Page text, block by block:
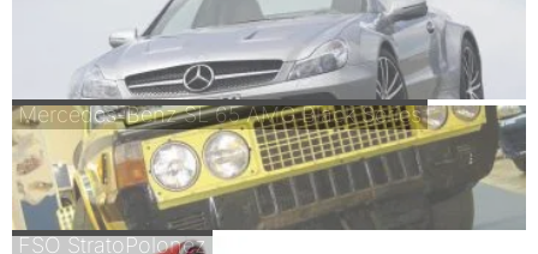
Mercedes-Benz SL 65 AMG Black Series
FSO StratoPolonez